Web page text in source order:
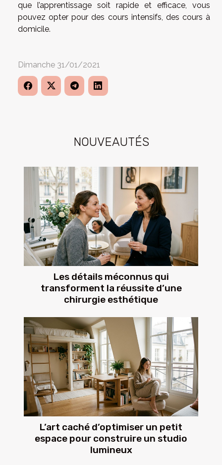
NOUVEAUTÉS
Les détails méconnus qui
transforment la réussite d’une
chirurgie esthétique
L’art caché d’optimiser un petit
espace pour construire un studio
lumineux
que l’apprentissage soit rapide et efficace, vous
pouvez opter pour des cours intensifs, des cours à
domicile.
Dimanche 31/01/2021